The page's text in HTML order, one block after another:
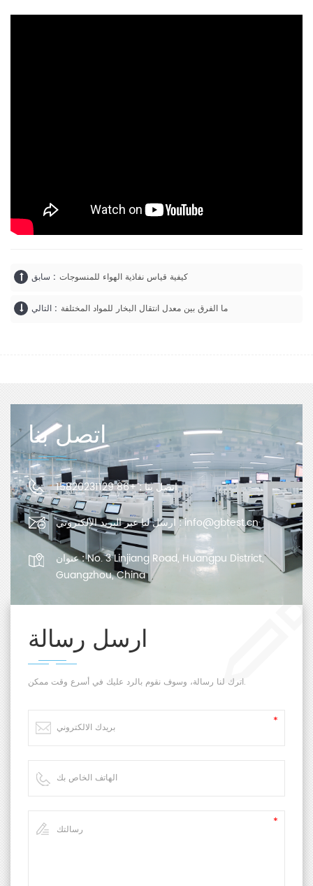
سابق : كيفية قياس نفاذية الهواء للمنسوجات
التالي : ما الفرق بين معدل انتقال البخار للمواد المختلفة
اتصل بنا
اتصل بنا :+86 15820231129
ارسل لنا عبر البريد الإلكتروني :info@gbtest.cn
عنوان :No. 3 Linjiang Road, Huangpu District,
Guangzhou, China
ارسل رسالة
اترك لنا رسالة، وسوف نقوم بالرد عليك في أسرع وقت ممكن.